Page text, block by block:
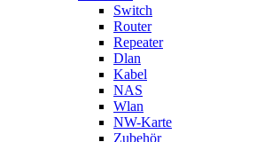
Switch
Router
Repeater
Dlan
Kabel
NAS
Wlan
NW-Karte
Zubehör